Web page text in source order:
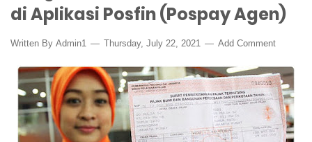
di Aplikasi Posfin (Pospay Agen)
Written By Admin1 Thursday, July 22, 2021 Add Comment